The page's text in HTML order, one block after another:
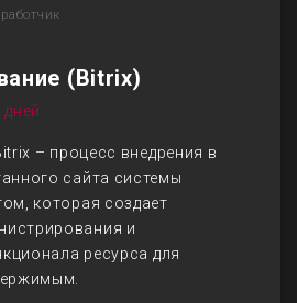
(Bitrix)
– процесс внедрения в
сайта системы
которая создает
и
ресурса для